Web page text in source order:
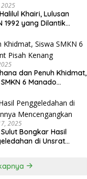
2025
Khairi, Lulusan
1992 yang Dilantik
dan Penuh Khidmat,
6 Manado
2025
Bongkar Hasil
di Unsrat